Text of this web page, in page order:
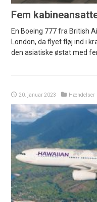
Fem
En Boeing 777 fra British
London, da flyet fløj ind i
den asiatiske østat med
20. januar 2023 Hændelser